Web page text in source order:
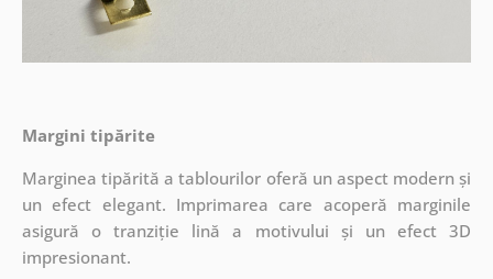
Margini tipărite
Marginea tipărită a tablourilor oferă un aspect modern și
un efect elegant. Imprimarea care acoperă marginile
asigură o tranziție lină a motivului și un efect 3D
impresionant.